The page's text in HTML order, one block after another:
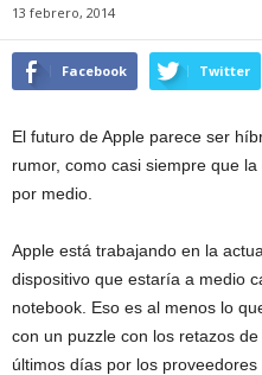
13 febrero, 2014
Facebook Twitter
El futuro de Apple parece ser
rumor, como casi siempre que
por medio.
Apple está trabajando en la
dispositivo que estaría a medio
notebook. Eso es al menos lo
con un puzzle con los retazos
últimos días por los proveedores